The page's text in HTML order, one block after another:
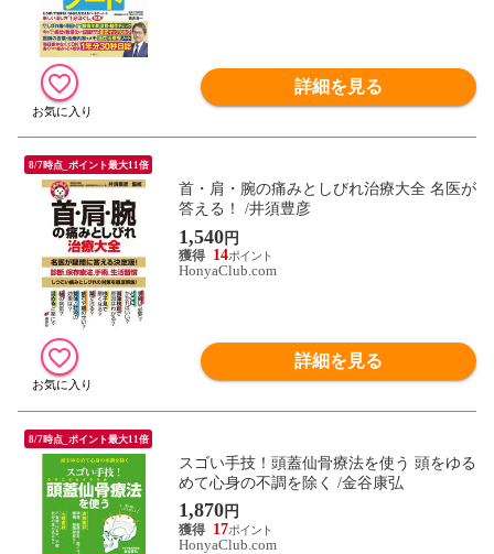
詳細を見る
8/7時点_ポイント最大11倍
首・肩・腕の痛みとしびれ治療大全 名医が
答える！ /井須豊彦
1,540円
14
HonyaClub.com
詳細を見る
8/7時点_ポイント最大11倍
スゴい手技！頭蓋仙骨療法を使う 頭をゆる
めて心身の不調を除く /金谷康弘
1,870円
17
HonyaClub.com